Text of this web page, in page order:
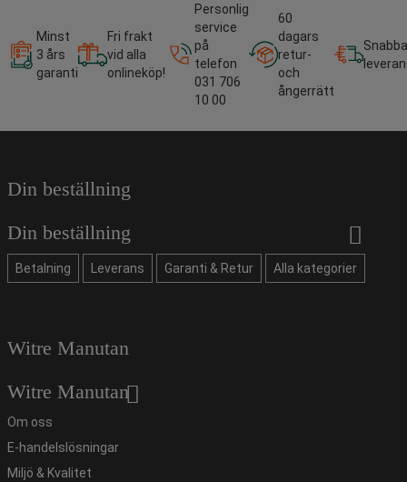
Minst
3 års
garanti
Fri frakt
vid alla
onlineköp!
Personlig
service
på
telefon
031 706
10 00
60
dagars
retur-
och
ångerrätt
Snabba
Din beställning
Din beställning
Betalning Leverans Garanti & Retur Alla kategorier
Witre Manutan
Witre Manutan
Om oss
E-handelslösningar
Miljö & Kvalitet